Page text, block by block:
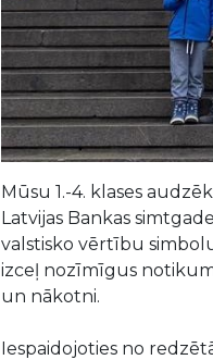
Mūsu 1.-4. klases
Latvijas Bankas
valstisko vērtību
izceļ nozīmīgus
un nākotni.
Iespaidojoties no